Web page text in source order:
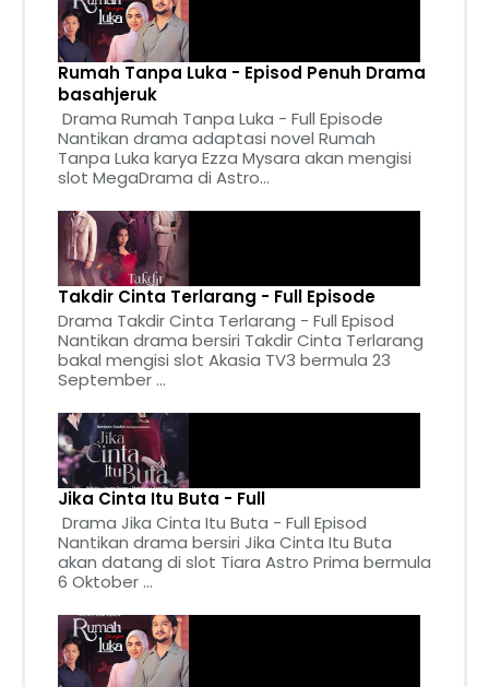
Rumah Tanpa Luka - Episod Penuh Drama
basahjeruk
Drama Rumah Tanpa Luka - Full Episode
Nantikan drama adaptasi novel Rumah
Tanpa Luka karya Ezza Mysara akan mengisi
slot MegaDrama di Astro...
Takdir Cinta Terlarang - Full Episode
Drama Takdir Cinta Terlarang - Full Episod
Nantikan drama bersiri Takdir Cinta Terlarang
bakal mengisi slot Akasia TV3 bermula 23
September ...
Jika Cinta Itu Buta - Full
Drama Jika Cinta Itu Buta - Full Episod
Nantikan drama bersiri Jika Cinta Itu Buta
akan datang di slot Tiara Astro Prima bermula
6 Oktober ...